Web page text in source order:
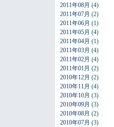
2011年08月 (4)
2011年07月 (2)
2011年06月 (1)
2011年05月 (4)
2011年04月 (1)
2011年03月 (4)
2011年02月 (4)
2011年01月 (2)
2010年12月 (2)
2010年11月 (4)
2010年10月 (3)
2010年09月 (3)
2010年08月 (2)
2010年07月 (3)